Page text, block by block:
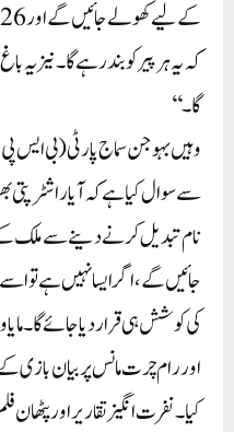
گا۔‘‘
وہیں بہوجن سماج پارٹی (بی ایس
سے سوال کیا ہے کہ آیا راشٹرپتی
نام تبدیل کرنے دینے سے ملک
جائیں گے، اگر ایسا نہیں ہے تو
کی کوشش ہی قرار دیا جائے گا۔
اور رام چرت مانس پر بیان بازی
کیا۔نفرت انگیز تقاریر اور